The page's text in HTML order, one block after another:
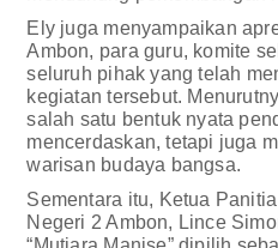
Ely juga menyampaikan
Ambon, para guru, komite
seluruh pihak yang telah
kegiatan tersebut.
salah satu bentuk nyata
mencerdaskan, tetapi juga
warisan budaya bangsa.
Sementara itu, Ketua
Negeri 2 Ambon, Lince